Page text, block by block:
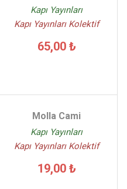
Kapı Yayınları
Kapı Yayınları Kolektif
65,00 ₺
Molla Cami
Kapı Yayınları
Kapı Yayınları Kolektif
19,00 ₺